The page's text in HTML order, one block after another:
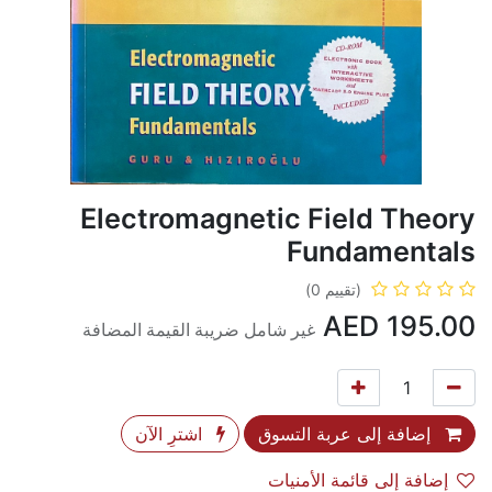
Electromagnetic Field Theory
Fundamentals
(تقييم 0)
195.00 غير شامل ضريبة القيمة المضافة
إضافة إلى عربة التسوق اشترِ الآن
إضافة إلى قائمة الأمنيات